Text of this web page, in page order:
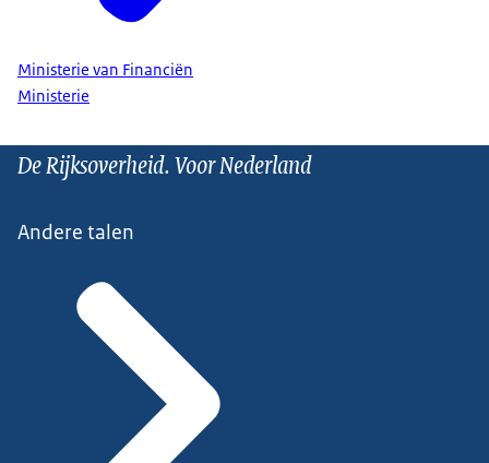
Ministerie van Financiën
Ministerie
De Rijksoverheid. Voor Nederland
Andere talen